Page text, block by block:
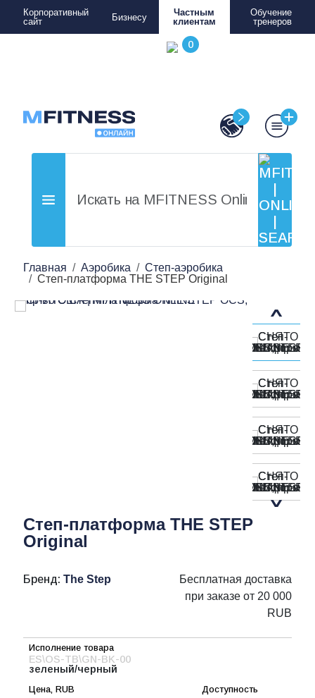
Корпоративный
сайт
Бизнесу
Частным
клиентам
Обучение
тренеров
Главная Аэробика
Степ-аэробика
Степ-платформа THE STEP Original
Степ-платформа THE STEP
Original
Бренд: The Step
Бесплатная доставка
при заказе от 20 000
RUB
ES\OS-TB\GN-BK-00
зеленый/черный